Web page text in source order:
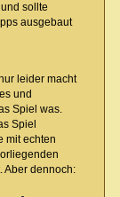
sollte
ausgebaut
leider macht
und
Spiel was.
Spiel
mit echten
Aber dennoch: